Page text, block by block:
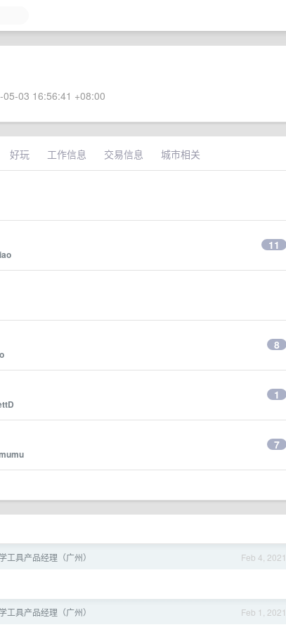
03 16:56:41 +08:00
好玩 工作信息 交易信息 城市相关
11
8
1
7
Feb 4, 2021
工具产品经理（广州）
Feb 1, 2021
工具产品经理（广州）